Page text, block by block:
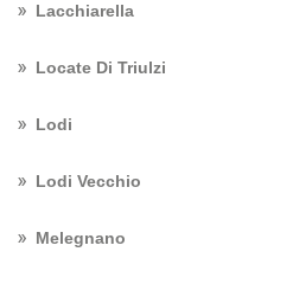
Lacchiarella
Locate Di Triulzi
Lodi
Lodi Vecchio
Melegnano